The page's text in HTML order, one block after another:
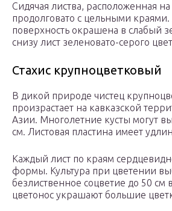
Сидячая листва, расположенная
продолговато с цельными краями.
поверхность окрашена в слабый
снизу лист зеленовато-серого
Стахис крупноцветковый
В дикой природе чистец
произрастает на кавказской
Азии. Многолетние кусты могут
см. Листовая пластина имеет
Каждый лист по краям
формы. Культура при цветении
безлиственное соцветие до 50 см
цветонос украшают большие